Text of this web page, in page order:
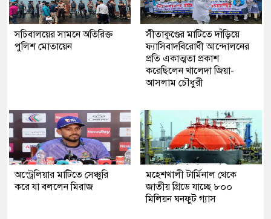
সচিবালয়ের সামনে অতিরিক্ত
পুলিশ মোতায়েন
সীতাকুণ্ডের মাটিতে দাঁড়িয়ে
ফ্যাসিবাদবিরোধী আন্দোলনের
প্রতি একাত্মতা প্রকাশ
করেছিলেন খালেদা জিয়া-
আসলাম চৌধুরী
অস্ট্রেলিয়ার মাটিতে সেঞ্চুরি
করে যা বললেন মিরাজ
মহেশখালী টার্মিনাল থেকে
জাতীয় গ্রিডে যাচ্ছে ৮০০
মিলিয়ন ঘনফুট গ্যাস